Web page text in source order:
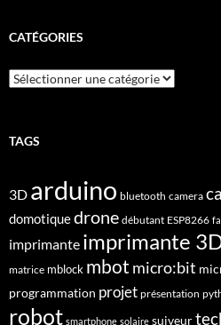
CATÉGORIES
Catégories
TAGS
3D arduino bluetooth camera
domotiquedrone débutant ESP8266
imprimante imprimante
matrice mblock mbot micro:bit
programmation projet présentation
robot smartphone solaire suiveur